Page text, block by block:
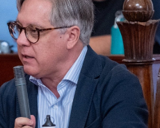
de Cádiz
en el programa
esfuerzo del
de playas de Cádiz
estado